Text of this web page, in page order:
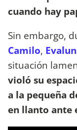
cuando hay
Sin embargo,
Camilo,
situación
violó su
a la pequeña
en llanto ante